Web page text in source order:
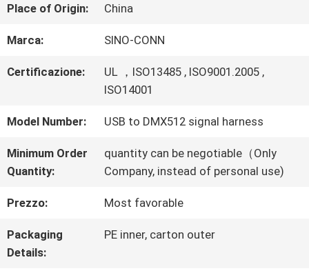
FABBRICA
DELLA
Place of Origin: China
Marca: SINO-CONN
Certificazione:
UL ，ISO13485 , ISO9001.2005 ,
ISO14001
Model Number: USB to DMX512 signal harness
Minimum Order
Quantity:
quantity can be negotiable（Only
Company, instead of personal use)
Prezzo: Most favorable
Packaging
Details:
PE inner, carton outer